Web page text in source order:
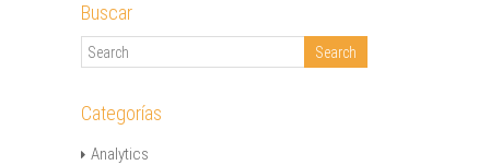
Buscar
Categorías
Analytics